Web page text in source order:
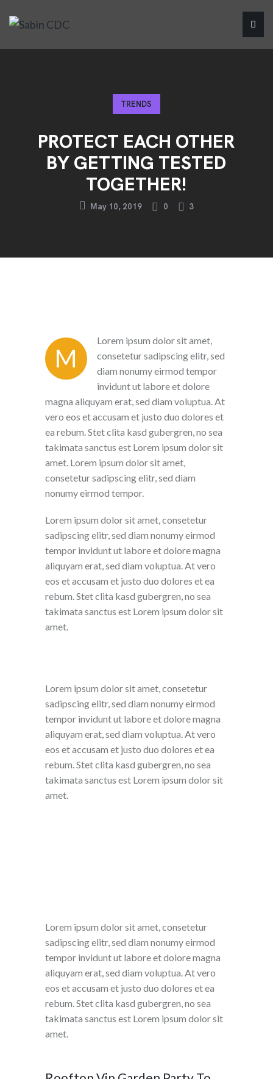
TRENDS
PROTECT EACH OTHER
BY GETTING TESTED
TOGETHER!
May 10, 2019 0 3
M
Lorem ipsum dolor sit amet,
consetetur sadipscing elitr, sed
diam nonumy eirmod tempor
invidunt ut labore et dolore
magna aliquyam erat, sed diam voluptua. At
vero eos et accusam et justo duo dolores et
ea rebum. Stet clita kasd gubergren, no sea
takimata sanctus est Lorem ipsum dolor sit
amet. Lorem ipsum dolor sit amet,
consetetur sadipscing elitr, sed diam
nonumy eirmod tempor.
Lorem ipsum dolor sit amet, consetetur
sadipscing elitr, sed diam nonumy eirmod
tempor invidunt ut labore et dolore magna
aliquyam erat, sed diam voluptua. At vero
eos et accusam et justo duo dolores et ea
rebum. Stet clita kasd gubergren, no sea
takimata sanctus est Lorem ipsum dolor sit
amet.
Lorem ipsum dolor sit amet, consetetur
sadipscing elitr, sed diam nonumy eirmod
tempor invidunt ut labore et dolore magna
aliquyam erat, sed diam voluptua. At vero
eos et accusam et justo duo dolores et ea
rebum. Stet clita kasd gubergren, no sea
takimata sanctus est Lorem ipsum dolor sit
amet.
Lorem ipsum dolor sit amet, consetetur
sadipscing elitr, sed diam nonumy eirmod
tempor invidunt ut labore et dolore magna
aliquyam erat, sed diam voluptua. At vero
eos et accusam et justo duo dolores et ea
rebum. Stet clita kasd gubergren, no sea
takimata sanctus est Lorem ipsum dolor sit
amet.